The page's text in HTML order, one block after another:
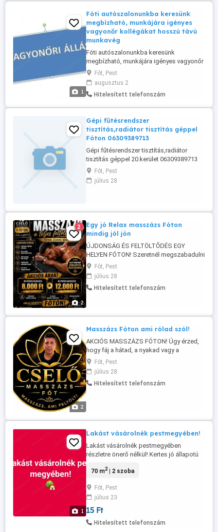
1
Fóti autószalonunkba keresünk
megbízható, munkájára igényes
vagyonőr kollégákat hosszú távú
munkavég
Fóti autószalonunkba keresünk
megbízható, munkájára igényes vagyonőr
kollégákat hosszú távú munkavégzésre.
Munkaidő beosztás: Hétköznap: Éjszakai
műszak, napi 15 órában. Szombat: 12:00-
től 20 órás szolgálat. Vasárnap: 24 órás
Fót, Pest
augusztus 2
Hitelesített telefonszám
Gépi fűtésrendszer
tisztítás,radiátor tisztítás géppel
Fóton 06309389713
Gépi fűtésrendszer tisztítás,radiátor
tisztítás géppel 20.kerület 06309389713
Fót, Pest
július 28
2
2
Egy jó Relax masszázs Fóton
mindig jól jön
ÚJDONSÁG ÉS FELTÖLTŐDÉS EGY
HELYEN FÓTON! Szeretnél megszabadulni
a makacs zsírpárnáktól, csökkenteni a
narancsbőrt, vagy egyszerűen csak
kikapcsolódni egy hosszú nap után? A
Cselő Masszázsnál most már kétféle
Fájdalomcsillapítás ...
Fót, Pest
július 28
Hitelesített telefonszám
2
Masszázs Fóton ami rólad szól!
AKCIÓS MASSZÁZS FÓTON! Úgy érzed,
hogy fáj a hátad, a nyakad vagy a
derekad? Egész nap ülsz, sokat dolgozol,
vagy egyszerűen csak szeretnél
kikapcsolódni? Most itt a tökéletes
alkalom! Akciós árak 60 perc 8.000 Ft 90
Fót, Pest
július 28
Hitelesített telefonszám
1
Lakást vásárolnék pestmegyében!
Lakást vásárolnék pestmegyében
részletre önerő nélkül! Kertes jó állapotú
minden ajánlatot meghallgatok! Nem
otthonnak tudok nevezni. Elérhetőségem
itt üzenetben szélhamosok,csalók
mellőzzenek köszönöm!
70 m2| 2 szoba
Fót, Pest
július 23
15 Ft
Hitelesített telefonszám